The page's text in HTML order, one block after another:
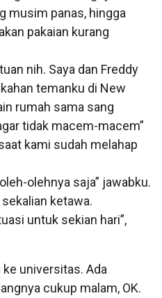
musim panas, hingga
pakaian kurang
nih. Saya dan Freddy
temanku di New
rumah sama sang
tidak macem-macem”
kami sudah melahap
olehnya saja” jawabku.
sekalian ketawa.
untuk sekian hari”,
ke universitas. Ada
cukup malam, OK.